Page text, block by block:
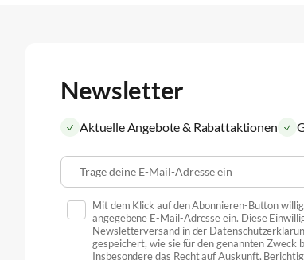
Newsletter
Aktuelle Angebote & Rabattaktionen
Trage deine E-Mail-Adresse ein
Mit dem Klick auf den Abonnieren-Button
angegebene E-Mail-Adresse ein. Diese
Newsletterversand in der
gespeichert, wie sie für den genannten
Insbesondere das Recht auf Auskunft,